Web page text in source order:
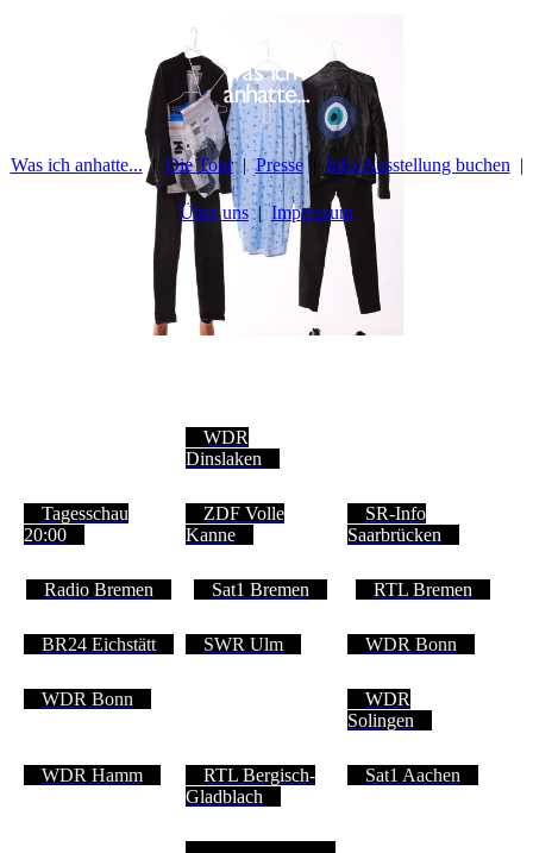
Was ich anhatte... Die Tour Presse Info/Ausstellung buchen
Über uns Impressum
WDR
Dinslaken
Tagesschau
20:00
ZDF Volle
Kanne
SR-Info
Saarbrücken
Radio Bremen Sat1 Bremen RTL Bremen
BR24 Eichstätt SWR Ulm WDR Bonn
WDR Bonn
WDR
Solingen
WDR Hamm
RTL Bergisch-
Gladblach
Sat1 Aachen